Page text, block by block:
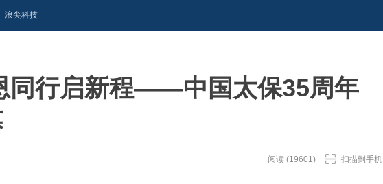
浪尖科技
同行启新程——中国太保35周年
阅读 (19601) 扫描到手机